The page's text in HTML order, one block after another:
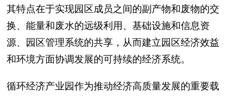
其特点在于实现园区成员之间的副产物和废物的交
换、能量和废水的远级利用、基础设施和信息资
源、园区管理系统的共享，从而建立园区经济效益
和环境方面协调发展的可持续的经济系统。
循环经济产业园作为推动经济高质量发展的重要载